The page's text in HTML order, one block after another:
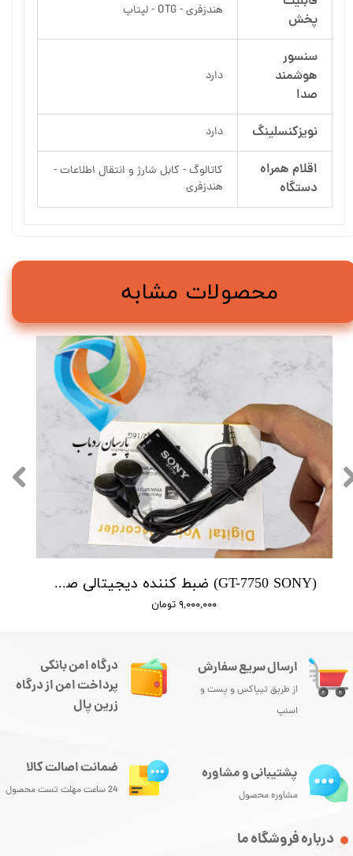
پخش
هندزفری - OTG - لپتاپ
سنسور
هوشمند
صدا
دارد
نویزکنسلینگ دارد
اقلام همراه
دستگاه
کاتالوگ - کابل شارژ و انتقال اطلاعات -
هندزفری
(GT-7750 SONY) ضبط کننده دیجیتالی صدا سونی - 16 گیگابایت - دارای سنسور صدا
۹,۰۰۰,۰۰۰ تومان
محصولات مشابه
ارسال سریع سفارش
از طریق تیپاکس و پست و
اسنپ
درباره فروشگاه ما
درگاه امن بانکی
پرداخت امن از درگاه
زرین پال
پشتیبانی و مشاوره
مشاوره محصول
ضمانت اصالت کالا
24 ساعت مهلت تست محصول